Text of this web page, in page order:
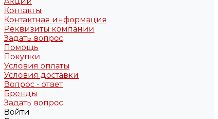
Контакты
Контактная информация
Реквизиты компании
Задать вопрос
Помощь
Покупки
Условия оплаты
Условия доставки
Вопрос - ответ
Бренды
Задать вопрос
Войти